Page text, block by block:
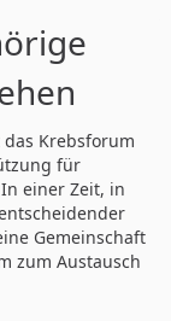
Krebsforum
für
einer Zeit, in
Gemeinschaft
zum Austausch